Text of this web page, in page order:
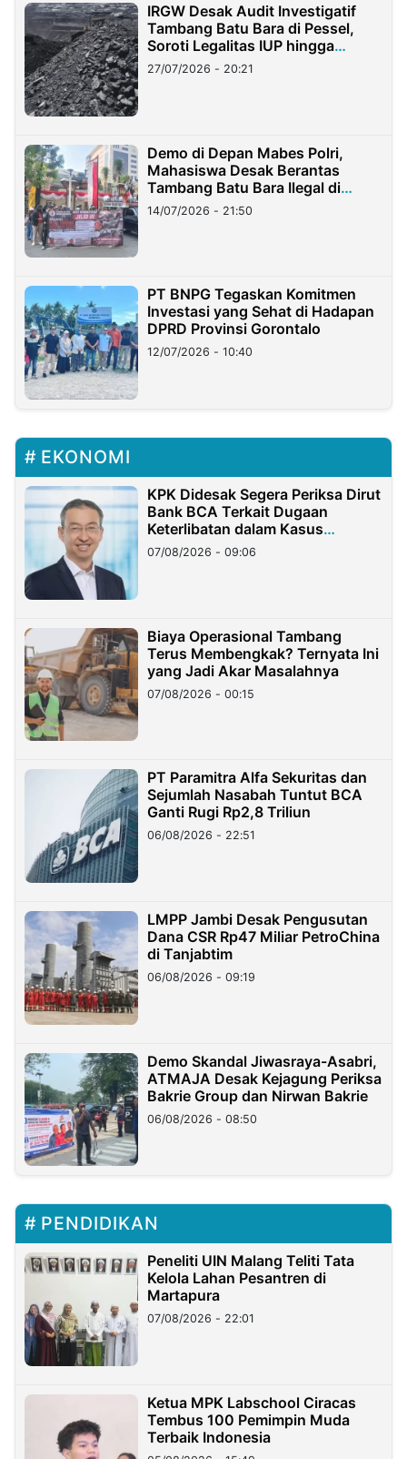
IRGW Desak Audit Investigatif
Tambang Batu Bara di Pessel,
Soroti Legalitas IUP hingga
Stockpile
27/07/2026 - 20:21
Demo di Depan Mabes Polri,
Mahasiswa Desak Berantas
Tambang Batu Bara Ilegal di
Lampung
14/07/2026 - 21:50
PT BNPG Tegaskan Komitmen
Investasi yang Sehat di Hadapan
DPRD Provinsi Gorontalo
12/07/2026 - 10:40
EKONOMI
KPK Didesak Segera Periksa Dirut
Bank BCA Terkait Dugaan
Keterlibatan dalam Kasus
Hilangnya Dana Nasabah Rp2,58
Miliar
07/08/2026 - 09:06
Biaya Operasional Tambang
Terus Membengkak? Ternyata Ini
yang Jadi Akar Masalahnya
07/08/2026 - 00:15
PT Paramitra Alfa Sekuritas dan
Sejumlah Nasabah Tuntut BCA
Ganti Rugi Rp2,8 Triliun
06/08/2026 - 22:51
LMPP Jambi Desak Pengusutan
Dana CSR Rp47 Miliar PetroChina
di Tanjabtim
06/08/2026 - 09:19
Demo Skandal Jiwasraya-Asabri,
ATMAJA Desak Kejagung Periksa
Bakrie Group dan Nirwan Bakrie
06/08/2026 - 08:50
PENDIDIKAN
Peneliti UIN Malang Teliti Tata
Kelola Lahan Pesantren di
Martapura
07/08/2026 - 22:01
Ketua MPK Labschool Ciracas
Tembus 100 Pemimpin Muda
Terbaik Indonesia